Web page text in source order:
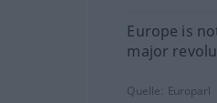
Europe is
major
Quelle: Europarl